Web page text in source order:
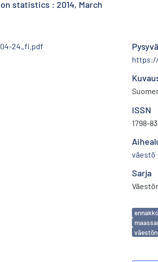
statistics : 2014, March
24_fi.pdf
https://
ISSN
1798-
väestö
Sarja